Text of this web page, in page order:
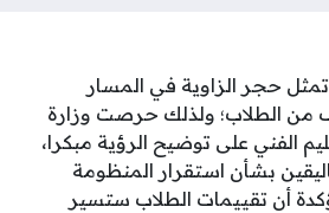
الثانوية العامة 2026 تمثل حجر الزاوية في المسار
من الطلاب؛ ولذلك حرصت وزارة
الفني على توضيح الرؤية مبكرا،
بشأن استقرار المنظومة
أن تقييمات الطلاب ستسير